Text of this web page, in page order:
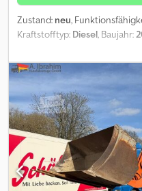
Zustand: neu,
Kraftstofftyp: Diesel, Baujahr:
Weyhausen Radlader AR440
Maschinengewicht 5450 kg
TD 2.9 L4 Leistung: 55,4 kW
Drehmoment: 260 Nm bei
Zylinderzahl: 4 in Reihe
Acror Abgasstufe: EU Stufe V
Dieselpartikelfilter (DPF)
Anbau Rundumleuchte inkl.
Vorbereitung für Radioeinbau
Lautsprecher und Antenne